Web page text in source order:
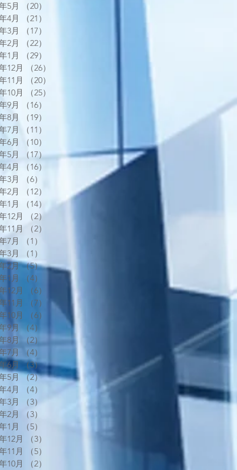
5月
（20）
4月
（21）
3月
（17）
2月
（22）
1月
（29）
12月
（26）
11月
（20）
10月
（25）
9月
（16）
8月
（19）
7月
（11）
6月
（10）
5月
（17）17件の記事
4月
（16）
3月
（6）
2月
（12）
12件の記事
1月
（14）
14件の記事
12月
（2）
11月
（2）
7月
（1）
3月
（1）
2月 （5）5件の記事
1月
（4）
12月
（6）
6件の記事
11月
（7）
7件の記事
10月
（6）
6件の記事
9月 （4）
4件の記事
8月
（2）
2件の記事
7月
（4）
6月 （3）3件の記事
5月 （2）2件の記事
4月
（4）
4件の記事
3月
（3）3件の記事
2月
（3）
1月
（5）
12月
（3）
11月
（5）
10月
（2）